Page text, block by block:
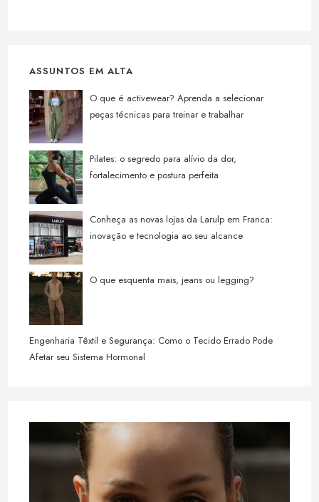
ASSUNTOS EM ALTA
O que é activewear? Aprenda a selecionar
peças técnicas para treinar e trabalhar
Pilates: o segredo para alívio da dor,
fortalecimento e postura perfeita
Conheça as novas lojas da Larulp em Franca:
inovação e tecnologia ao seu alcance
O que esquenta mais, jeans ou legging?
Engenharia Têxtil e Segurança: Como o Tecido Errado Pode
Afetar seu Sistema Hormonal